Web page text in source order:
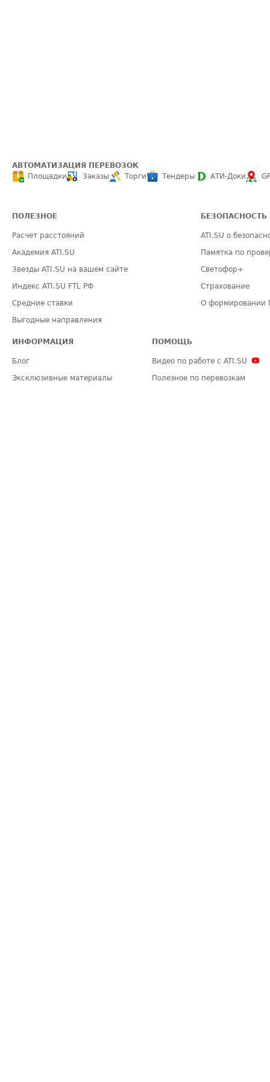
АВТОМАТИЗАЦИЯ ПЕРЕВОЗОК
Площадки
Заказы Торги Тендеры АТИ-Доки
ПОЛЕЗНОЕ
Расчет расстояний
Академия ATI.SU
Звезды ATI.SU на вашем сайте
Индекс ATI.SU FTL РФ
Средние ставки
Выгодные направления
БЕЗОПАСНОСТЬ
ATI.SU о
Памятка по
Светофор+
Страхование
О формировании
ИНФОРМАЦИЯ
Блог
Эксклюзивные материалы
ПОМОЩЬ
Видео по работе с ATI.SU
Полезное по перевозкам